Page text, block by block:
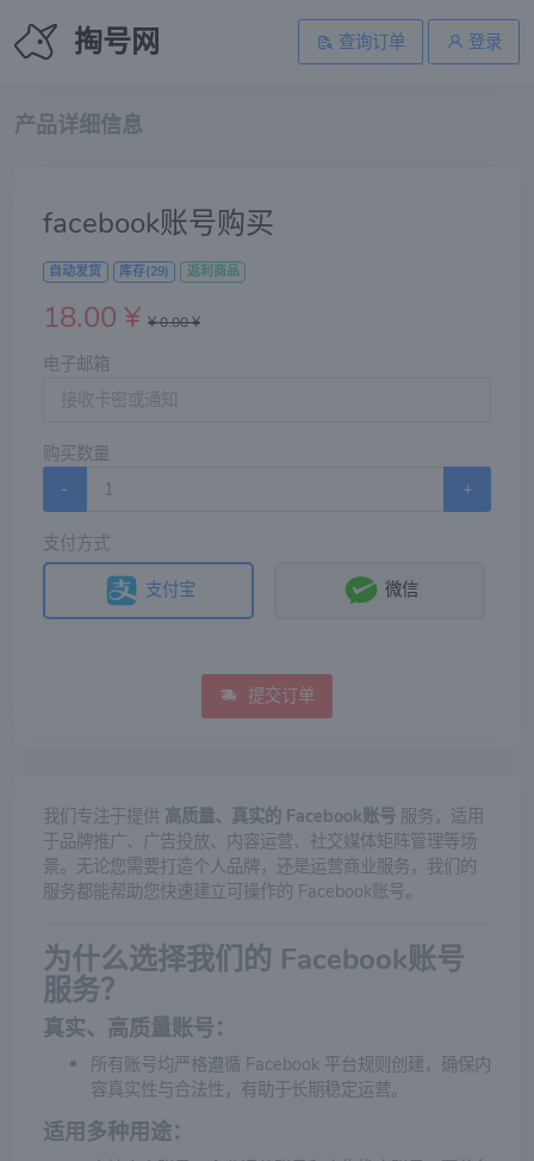
掏号网 查询订单 登录
产品详细信息
facebook账号购买
自动发货 库存(29) 返利商品
18.00 ¥ ¥ 0.00 ¥
电子邮箱
购买数量
-
+
支付方式
支付宝
微信
提交订单
我们专注于提供 高质量、真实的 Facebook账号 服务，适用
于品牌推广、广告投放、内容运营、社交媒体矩阵管理等场
景。无论您需要打造个人品牌，还是运营商业服务，我们的
服务都能帮助您快速建立可操作的 Facebook账号。
为什么选择我们的 Facebook账号
服务？
真实、高质量账号：
所有账号均严格遵循 Facebook 平台规则创建，确保内
容真实性与合法性，有助于长期稳定运营。
适用多种用途：